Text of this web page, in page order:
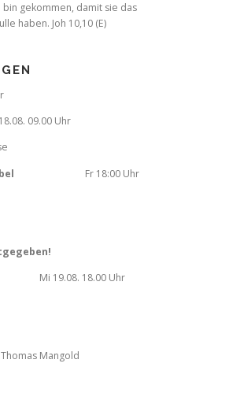
bin gekommen, damit sie das
haben. Joh 10,10 (E)
09.00 Uhr
Fr 18:00 Uhr
19.08. 18.00 Uhr
Mangold